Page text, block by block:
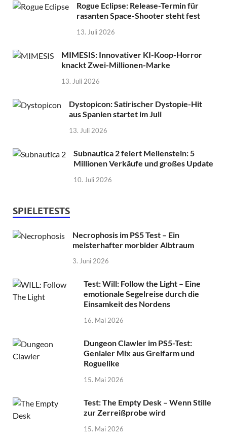
Rogue Eclipse: Release-Termin für
rasanten Space-Shooter steht fest
13. Juli 2026
MIMESIS: Innovativer KI-Koop-Horror
knackt Zwei-Millionen-Marke
13. Juli 2026
Dystopicon: Satirischer Dystopie-Hit
aus Spanien startet im Juli
13. Juli 2026
Subnautica 2 feiert Meilenstein: 5
Millionen Verkäufe und großes Update
10. Juli 2026
SPIELETESTS
Necrophosis im PS5 Test – Ein
meisterhafter morbider Albtraum
3. Juni 2026
Test: Will: Follow the Light – Eine
emotionale Segelreise durch die
Einsamkeit des Nordens
16. Mai 2026
Dungeon Clawler im PS5-Test:
Genialer Mix aus Greifarm und
Roguelike
15. Mai 2026
Test: The Empty Desk – Wenn Stille
zur Zerreißprobe wird
15. Mai 2026